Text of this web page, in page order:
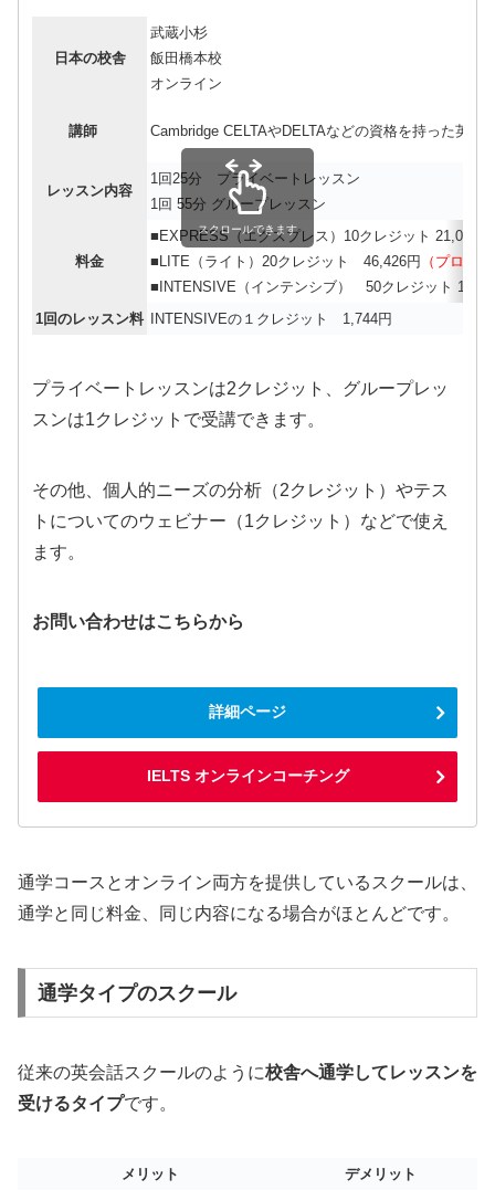
日本の校舎
武蔵小杉
飯田橋本校
オンライン
講師 Cambridge CELTAやDELTAなどの資格を持った英語
レッスン内容
1回25分 プライベートレッスン
1回 55分 グループレッスン
料金
■EXPRESS（エクスプレス）10クレジット 21,042円
■LITE（ライト）20クレジット 46,426円
（プロモ
■INTENSIVE（インテンシブ） 50クレジット
1回のレッスン料
INTENSIVEの１クレジット 1,744円
スクロールできます
プライベートレッスンは2クレジット、グループレッ
スンは1クレジットで受講できます。
その他、個人的ニーズの分析（2クレジット）やテス
トについてのウェビナー（1クレジット）などで使え
ます。
お問い合わせはこちらから
詳細ページ
IELTS オンラインコーチング
通学コースとオンライン両方を提供しているスクールは、
通学と同じ料金、同じ内容になる場合がほとんどです。
通学タイプのスクール
従来の英会話スクールのように校舎へ通学してレッスンを
受けるタイプです。
メリット
デメリット